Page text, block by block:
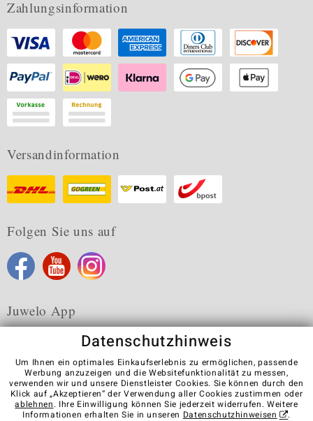
Zahlungsinformation
Versandinformation
Folgen Sie uns auf
Juwelo App
Karriere AGB Datenschutz Cookies
Impressum
Kontakt
Vertrag widerrufen
Datenschutzhinweis
Um Ihnen ein optimales Einkaufserlebnis zu ermöglichen, passende
Werbung anzuzeigen und die Websitefunktionalität zu messen,
verwenden wir und unsere Dienstleister Cookies. Sie können durch den
Klick auf „Akzeptieren“ der Verwendung aller Cookies zustimmen oder
ablehnen. Ihre Einwilligung können Sie jederzeit widerrufen. Weitere
Informationen erhalten Sie in unseren Datenschutzhinweisen .